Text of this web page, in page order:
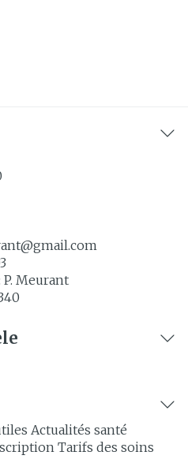
gmail.com
P. Meurant
Actualités santé
Tarifs des soins